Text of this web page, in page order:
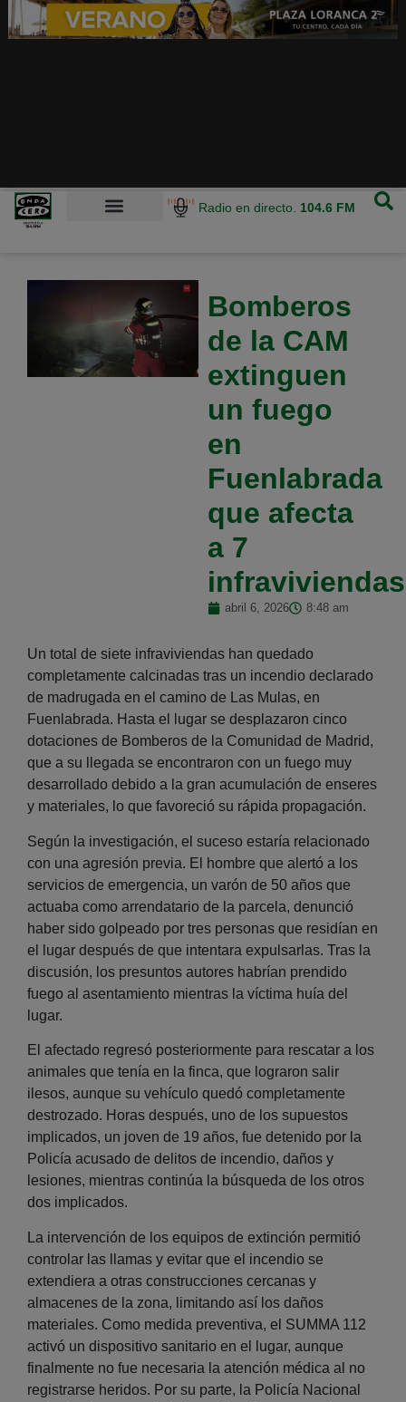
Radio en directo. 104.6 FM
Bomberos
de la CAM
extinguen
un fuego
en
Fuenlabrada
que afecta
a 7
infraviviendas
abril 6, 2026 8:48 am
Un total de siete infraviviendas han quedado
completamente calcinadas tras un incendio declarado
de madrugada en el camino de Las Mulas, en
Fuenlabrada. Hasta el lugar se desplazaron cinco
dotaciones de Bomberos de la Comunidad de Madrid,
que a su llegada se encontraron con un fuego muy
desarrollado debido a la gran acumulación de enseres
y materiales, lo que favoreció su rápida propagación.
Según la investigación, el suceso estaría relacionado
con una agresión previa. El hombre que alertó a los
servicios de emergencia, un varón de 50 años que
actuaba como arrendatario de la parcela, denunció
haber sido golpeado por tres personas que residían en
el lugar después de que intentara expulsarlas. Tras la
discusión, los presuntos autores habrían prendido
fuego al asentamiento mientras la víctima huía del
lugar.
El afectado regresó posteriormente para rescatar a los
animales que tenía en la finca, que lograron salir
ilesos, aunque su vehículo quedó completamente
destrozado. Horas después, uno de los supuestos
implicados, un joven de 19 años, fue detenido por la
Policía acusado de delitos de incendio, daños y
lesiones, mientras continúa la búsqueda de los otros
dos implicados.
La intervención de los equipos de extinción permitió
controlar las llamas y evitar que el incendio se
extendiera a otras construcciones cercanas y
almacenes de la zona, limitando así los daños
materiales. Como medida preventiva, el SUMMA 112
activó un dispositivo sanitario en el lugar, aunque
finalmente no fue necesaria la atención médica al no
registrarse heridos. Por su parte, la Policía Nacional